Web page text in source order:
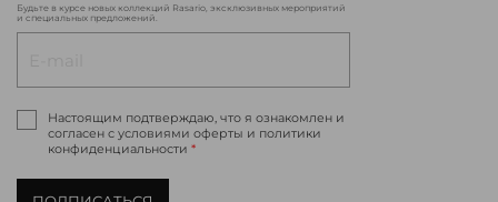
Будьте в курсе новых коллекций Rasario, эксклюзивных мероприятий
и специальных предложений.
Настоящим подтверждаю, что я ознакомлен и
согласен с условиями оферты и политики
конфиденциальности *